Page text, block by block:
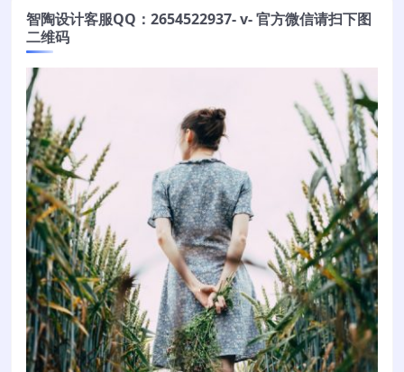
智陶设计客服QQ：2654522937- v- 官方微信请扫下图
二维码